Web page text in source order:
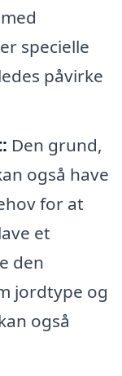
specielle
påvirke
Den grund,
også have
for at
et
den
jordtype og
også